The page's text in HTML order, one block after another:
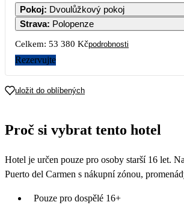
Pokoj: Dvoulůžkový pokoj
Strava: Polopenze
Celkem: 53 380 Kčpodrobnosti
Rezervujte
uložit do oblíbených
Proč si vybrat tento hotel
Hotel je určen pouze pro osoby starší 16 let.
Puerto del Carmen s nákupní zónou,
Pouze pro dospělé 16+